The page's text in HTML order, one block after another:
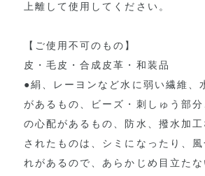
上離して使用してください。
【ご使用不可のもの】
皮・毛皮・合成皮革・和装品
●絹、レーヨンなど水に弱い繊維、
があるもの、ビーズ・刺しゅう部分
の心配があるもの、防水、撥水加
されたものは、シミになったり、
れがあるので、あらかじめ目立た